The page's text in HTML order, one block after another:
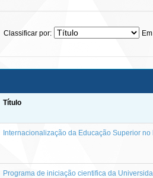
Classificar por:
Título
Internacionalização da Educação Superior
Programa de iniciação cientifica da